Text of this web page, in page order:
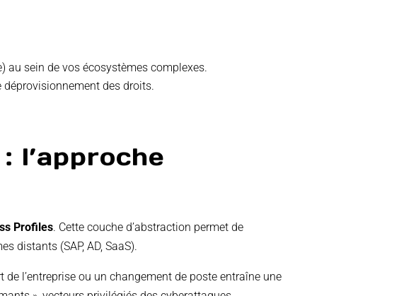
au sein de vos écosystèmes complexes.
déprovisionnement des droits.
l’approche
Profiles. Cette couche d’abstraction permet de
distants (SAP, AD, SaaS).
de l’entreprise ou un changement de poste entraîne une